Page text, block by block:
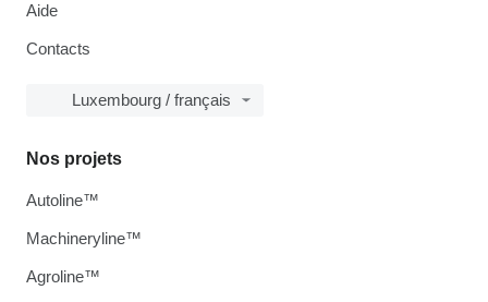
Aide
Contacts
Luxembourg / français
Nos projets
Autoline™
Machineryline™
Agroline™